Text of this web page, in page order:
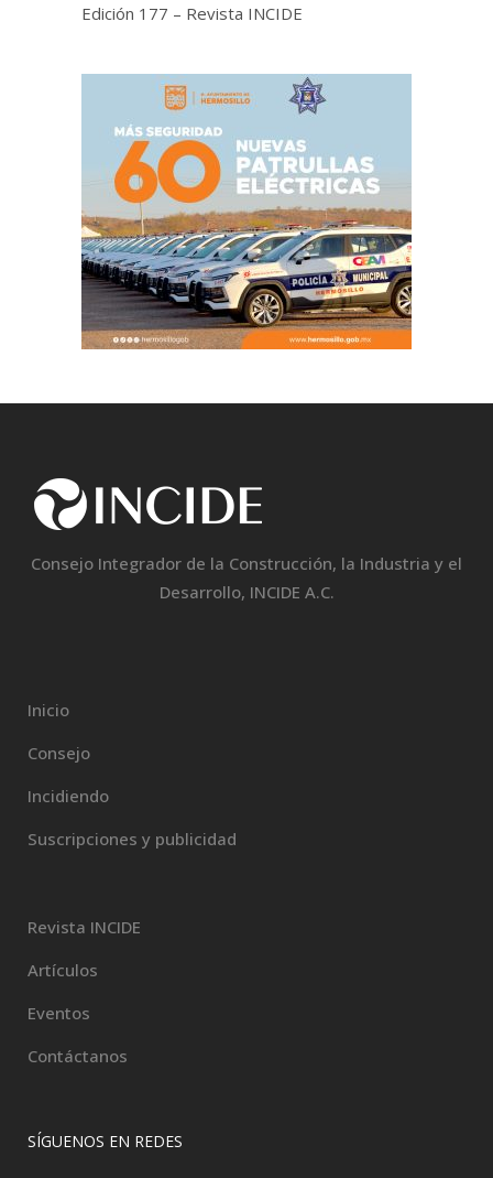
Edición 177 – Revista INCIDE
Consejo Integrador de la Construcción, la Industria y el
Desarrollo, INCIDE A.C.
Inicio
Consejo
Incidiendo
Suscripciones y publicidad
Revista INCIDE
Artículos
Eventos
Contáctanos
SÍGUENOS EN REDES